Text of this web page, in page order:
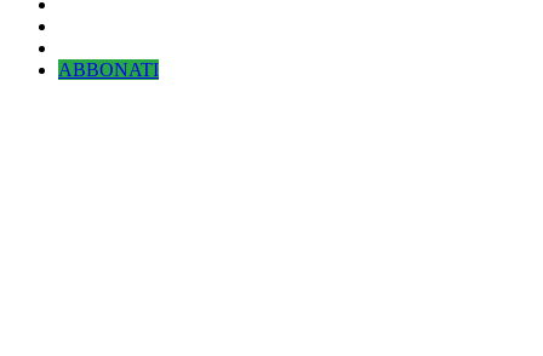
ABBONATI